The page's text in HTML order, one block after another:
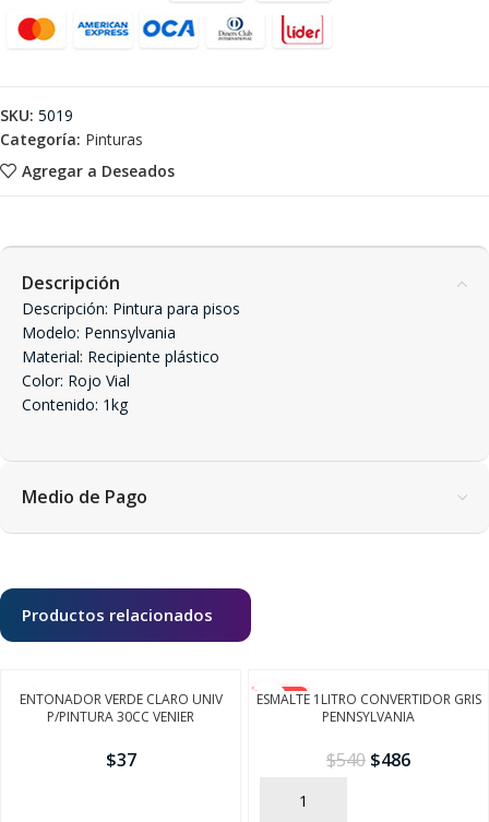
Agregar a Deseados
SKU: 5019
Categoría: Pinturas
Descripción
Descripción: Pintura para pisos
Modelo: Pennsylvania
Material: Recipiente plástico
Color: Rojo Vial
Contenido: 1kg
Medio de Pago
Productos relacionados
ENTONADOR VERDE CLARO UNIV
P/PINTURA 30CC VENIER
$37
-10%
ESMALTE 1LITRO CONVERTIDOR GRIS
PENNSYLVANIA
$540 $486
AÑADIR